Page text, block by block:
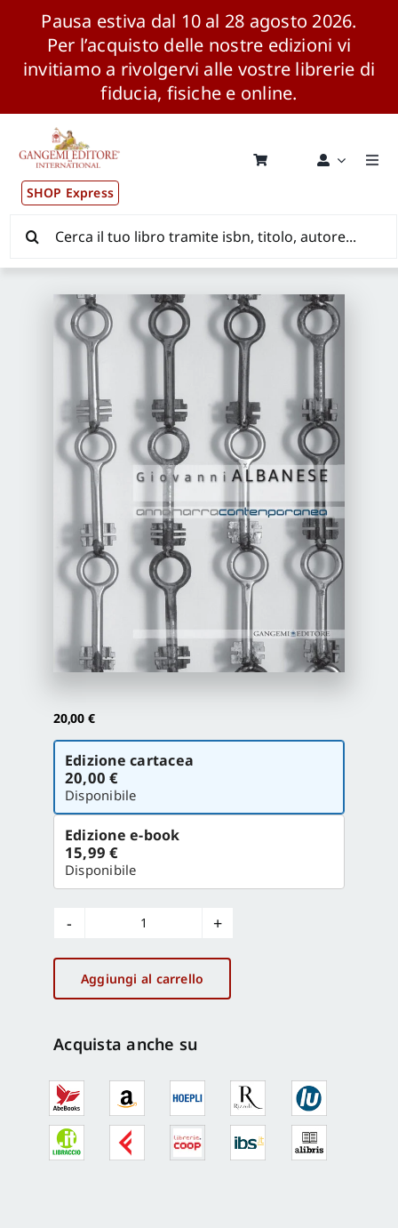
Pausa estiva dal 10 al 28 agosto 2026.
Per l’acquisto delle nostre edizioni vi
invitiamo a rivolgervi alle vostre librerie di
fiducia, fisiche e online.
contenuto
SHOP Express
Pubblicazioni
News ed Eventi
Distribuzione Wolrdwide
CONSIP / MEPA / ANVUR / CINECA
Newsletter
Proposte di pubblicazione
Gangemi Editore
Newsletter
per:
20,00 €
Scegli
versione
Edizione cartacea
20,00 €
Disponibile
Edizione e-book
15,99 €
Disponibile
Giovanni
Albanese
quantità
Aggiungi al carrello
Acquista anche su